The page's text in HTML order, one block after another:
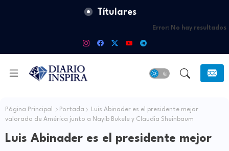
Títulares
Error: No hay resultados
Página Principal Portada
Luis Abinader es el presidente mejor
valorado de América junto a Nayib Bukele y Claudia Sheinbaum
Luis Abinader es el presidente mejor